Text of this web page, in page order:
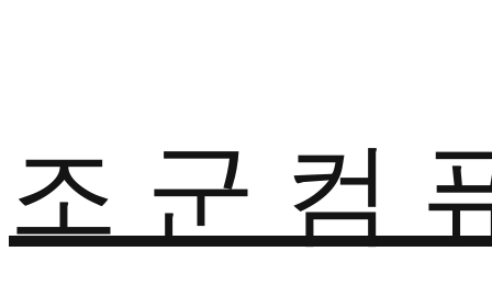
조 군 컴